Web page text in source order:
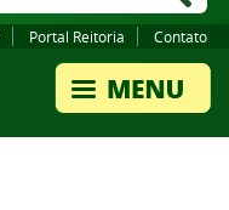
Portal Reitoria Contato